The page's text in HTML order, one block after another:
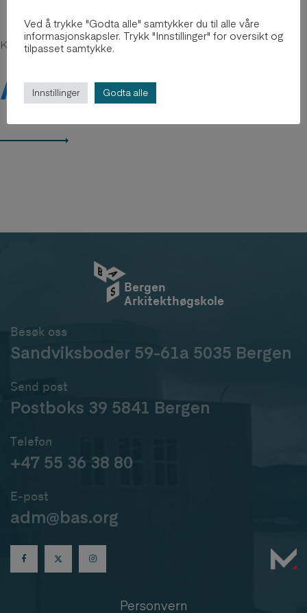
Kanskje du er interessert i
Arkiv 2012-2018
Bergen
Arkitekthøgskole
Besøk oss
Sandviksboder 59-61a 5035 Bergen
Send post
Postboks 39 5841 Bergen
Telefon
+47 55 36 38 80
E-post
adm@bas.org
Personvern
Ved å trykke "Godta alle" samtykker du til alle våre
informasjonskapsler. Trykk "Innstillinger" for oversikt og
tilpasset samtykke.
Innstillinger Godta alle